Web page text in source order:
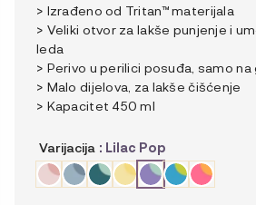
> Izrađeno od Tritan™ materijala
> Veliki otvor za lakše punjenje i
leda
> Perivo u perilici posuđa, samo
> Malo dijelova, za lakše čišćenje
> Kapacitet 450 ml
Varijacija : Lilac Pop